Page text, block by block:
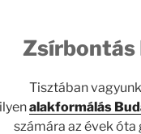
Zsírbontás
Tisztában
ilyenalakformálás
számára az évek